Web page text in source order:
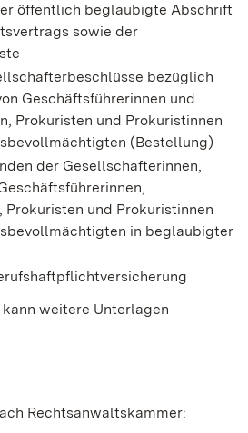
öffentlich beglaubigte Abschrift
sowie der
bezüglich
Geschäftsführerinnen und
Prokuristen und Prokuristinnen
(Bestellung)
der Gesellschafterinnen,
Prokuristen und Prokuristinnen
in beglaubigter
weitere Unterlagen
Rechtsanwaltskammer: